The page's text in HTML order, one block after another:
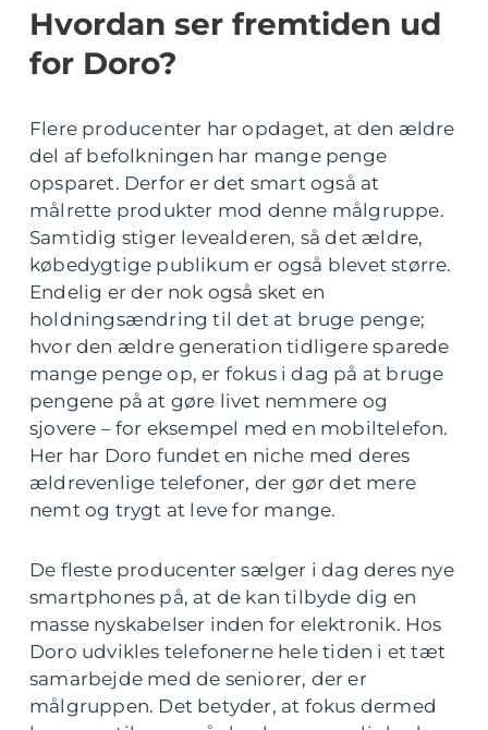
Hvordan ser fremtiden ud
for Doro?
Flere producenter har opdaget, at den ældre
del af befolkningen har mange penge
opsparet. Derfor er det smart også at
målrette produkter mod denne målgruppe.
Samtidig stiger levealderen, så det ældre,
købedygtige publikum er også blevet større.
Endelig er der nok også sket en
holdningsændring til det at bruge penge;
hvor den ældre generation tidligere sparede
mange penge op, er fokus i dag på at bruge
pengene på at gøre livet nemmere og
sjovere – for eksempel med en mobiltelefon.
Her har Doro fundet en niche med deres
ældrevenlige telefoner, der gør det mere
nemt og trygt at leve for mange.
De fleste producenter sælger i dag deres nye
smartphones på, at de kan tilbyde dig en
masse nyskabelser inden for elektronik. Hos
Doro udvikles telefonerne hele tiden i et tæt
samarbejde med de seniorer, der er
målgruppen. Det betyder, at fokus dermed